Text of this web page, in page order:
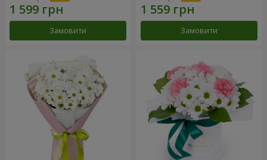
Замовити Замовити